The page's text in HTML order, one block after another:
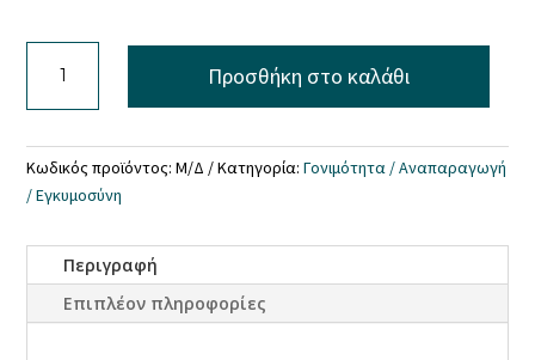
Booster
Προσθήκη στο καλάθι
Κωδικός προϊόντος:Μ/Δ Κατηγορία:Γονιμότητα / Αναπαραγωγή
/ Εγκυμοσύνη
Περιγραφή
Επιπλέον πληροφορίες